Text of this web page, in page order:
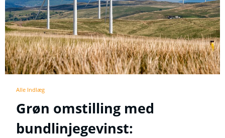
Alle Indlæg
Grøn omstilling med
bundlinjegevinst: